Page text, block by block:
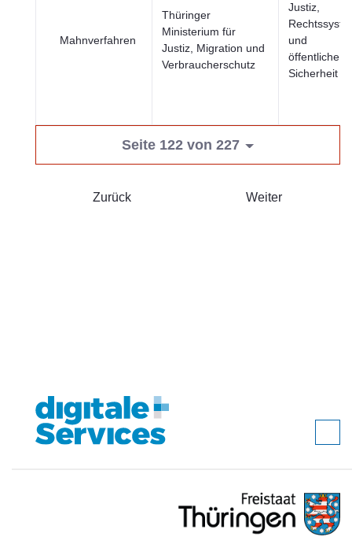
Mahnverfahren
Thüringer
Ministerium für
Justiz, Migration und
Verbraucherschutz
Justiz,
und
öffentliche
Sicherheit
Seite 122 von 227
Zurück Weiter